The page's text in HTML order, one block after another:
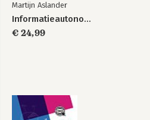
Martijn Aslander
Informatieautonomie
€ 24,99